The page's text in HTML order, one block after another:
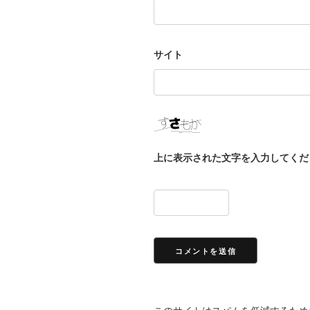
サイト
上に表示された文字を入力してく